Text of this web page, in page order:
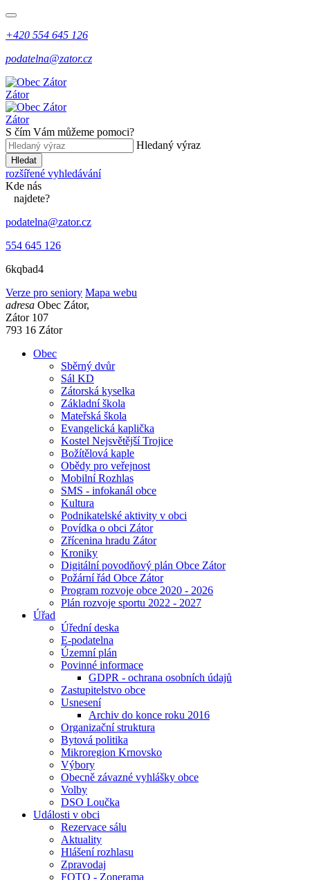
+420 554 645 126
podatelna@zator.cz
Zátor
Zátor
S čím Vám můžeme pomoci?
Hledaný výraz
Hledat
rozšířené vyhledávání
Kde nás
najdete?
podatelna@zator.cz
554 645 126
6kqbad4
Verze pro seniory Mapa webu
adresa Obec Zátor,
Zátor 107
793 16 Zátor
Obec
Sběrný dvůr
Sál KD
Zátorská kyselka
Základní škola
Mateřská škola
Evangelická kaplička
Kostel Nejsvětější Trojice
Božítělová kaple
Obědy pro veřejnost
Mobilní Rozhlas
SMS - infokanál obce
Kultura
Podnikatelské aktivity v obci
Povídka o obci Zátor
Zřícenina hradu Zátor
Kroniky
Digitální povodňový plán Obce Zátor
Požární řád Obce Zátor
Program rozvoje obce 2020 - 2026
Plán rozvoje sportu 2022 - 2027
Úřad
Úřední deska
E-podatelna
Územní plán
Povinné informace
GDPR - ochrana osobních údajů
Zastupitelstvo obce
Usnesení
Archiv do konce roku 2016
Organizační struktura
Bytová politika
Mikroregion Krnovsko
Výbory
Obecně závazné vyhlášky obce
Volby
DSO Loučka
Události v obci
Rezervace sálu
Aktuality
Hlášení rozhlasu
Zpravodaj
FOTO - Zonerama